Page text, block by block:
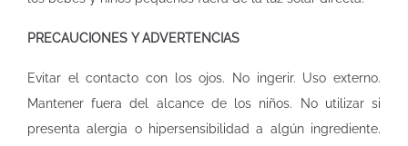
PRECAUCIONES Y ADVERTENCIAS
Evitar el contacto con los ojos. No ingerir. Uso externo.
Mantener fuera del alcance de los niños. No utilizar si
presenta alergia o hipersensibilidad a algún ingrediente.